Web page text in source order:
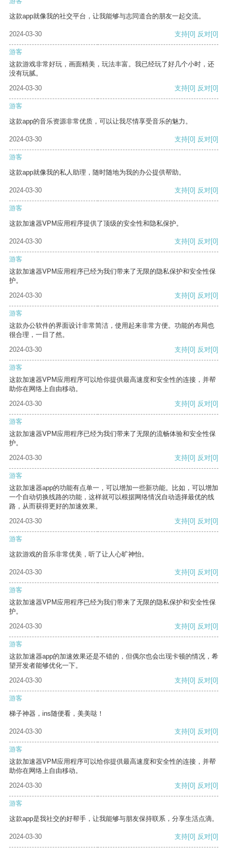
这款app就像我的社交平台，让我能够与志同道合的朋友一起交流。
2024-03-30 支持[0] 反对[0]
游客
这款游戏非常好玩，画面精美，玩法丰富。我已经玩了好几个小时，还
没有玩腻。
2024-03-30
支持[0] 反对[0]
游客
这款app的音乐资源非常优质，可以让我尽情享受音乐的魅力。
2024-03-30 支持[0] 反对[0]
游客
这款app就像我的私人助理，随时随地为我的办公提供帮助。
2024-03-30 支持[0] 反对[0]
游客
这款加速器VPM应用程序提供了顶级的安全性和隐私保护。
2024-03-30 支持[0] 反对[0]
游客
这款加速器VPM应用程序已经为我们带来了无限的隐私保护和安全性保
护。
2024-03-30
支持[0] 反对[0]
游客
这款办公软件的界面设计非常简洁，使用起来非常方便。功能的布局也
很合理，一目了然。
2024-03-30
支持[0] 反对[0]
游客
这款加速器VPM应用程序可以给你提供最高速度和安全性的连接，并帮
助你在网络上自由移动。
2024-03-30
支持[0] 反对[0]
游客
这款加速器VPM应用程序已经为我们带来了无限的流畅体验和安全性保
护。
2024-03-30
支持[0] 反对[0]
游客
这款加速器app的功能有点单一，可以增加一些新功能。比如，可以增加
一个自动切换线路的功能，这样就可以根据网络情况自动选择最优的线
路，从而获得更好的加速效果。
2024-03-30
支持[0] 反对[0]
游客
这款游戏的音乐非常优美，听了让人心旷神怡。
2024-03-30 支持[0] 反对[0]
游客
这款加速器VPM应用程序已经为我们带来了无限的隐私保护和安全性保
护。
2024-03-30
支持[0] 反对[0]
游客
这款加速器app的加速效果还是不错的，但偶尔也会出现卡顿的情况，希
望开发者能够优化一下。
2024-03-30
支持[0] 反对[0]
游客
梯子神器，ins随便看，美美哒！
2024-03-30 支持[0] 反对[0]
游客
这款加速器VPM应用程序可以给你提供最高速度和安全性的连接，并帮
助你在网络上自由移动。
2024-03-30
支持[0] 反对[0]
游客
这款app是我社交的好帮手，让我能够与朋友保持联系，分享生活点滴。
2024-03-30 支持[0] 反对[0]